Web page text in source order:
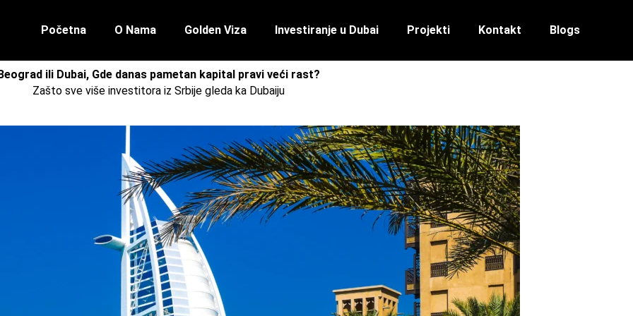
Početna O Nama Golden Viza Investiranje u Dubai Projekti Kontakt Blogs
ili Dubai, Gde danas pametan kapital pravi veći rast?
Zašto sve više investitora iz Srbije gleda ka Dubaiju